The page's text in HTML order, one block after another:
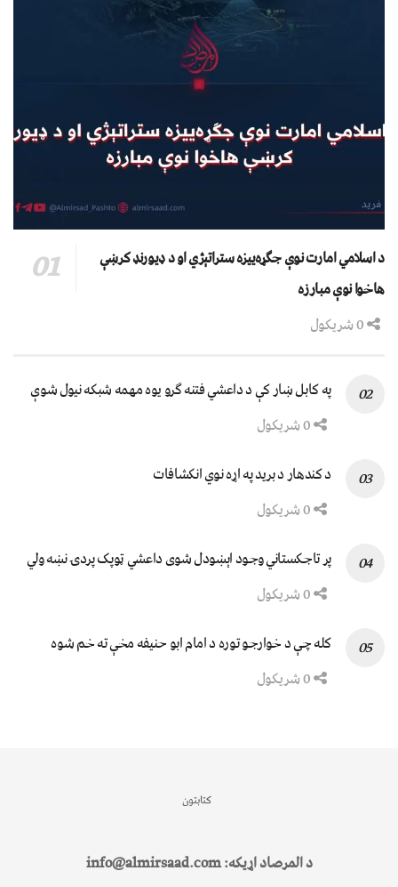
د اسلامي امارت نوې جګړه‌ییزه ستراتېژي او د ډیورنډ کرښې
هاخوا نوې مبارزه
په کابل ښار کې د داعشي فتنه ګرو يوه مهمه شبکه نيول شوې
د کندهار د برید په اړه نوي انکشافات
پر تاجکستاني وجود اېښودل شوی داعشي ټوپک پردۍ نښه ولي
کله چې د خوارجو توره د امام ابو حنیفه مخې ته خم شوه
کتابتون
د المرصاد اړیکه: info@almirsaad.com